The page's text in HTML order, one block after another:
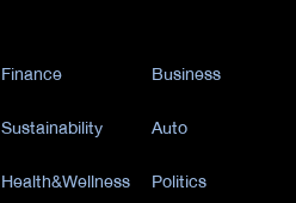
Finance
Business
Sustainability
Auto
Health&Wellness
Politics